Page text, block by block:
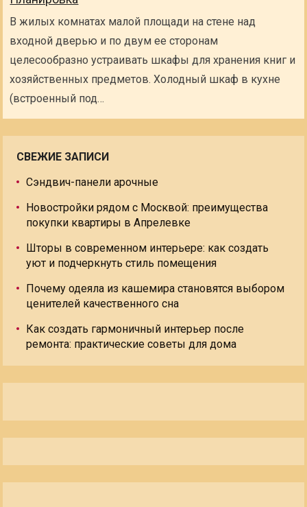
В жилых комнатах малой площади на стене над
входной дверью и по двум ее сторонам
целесообразно устраивать шкафы для хранения книг и
хозяйственных предметов. Холодный шкаф в кухне
(встроенный под…
СВЕЖИЕ ЗАПИСИ
Сэндвич-панели арочные
Новостройки рядом с Москвой: преимущества
покупки квартиры в Апрелевке
Шторы в современном интерьере: как создать
уют и подчеркнуть стиль помещения
Почему одеяла из кашемира становятся выбором
ценителей качественного сна
Как создать гармоничный интерьер после
ремонта: практические советы для дома